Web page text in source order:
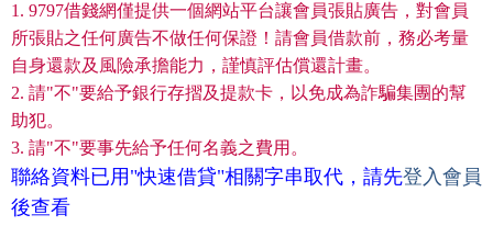
1. 9797借錢網僅提供一個網站平台讓會員張貼廣告，對會員
所張貼之任何廣告不做任何保證！請會員借款前，務必考量
自身還款及風險承擔能力，謹慎評估償還計畫。
2. 請"不"要給予銀行存摺及提款卡，以免成為詐騙集團的幫
助犯。
3. 請"不"要事先給予任何名義之費用。
聯絡資料已用"快速借貸"相關字串取代，請先登入會員
後查看